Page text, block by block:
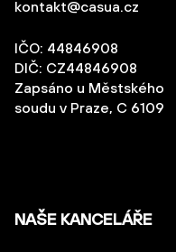
kontakt@casua.cz
IČO: 44846908
DIČ: CZ44846908
Zapsáno u Městského
soudu v Praze, C 6109
NAŠE KANCELÁŘE